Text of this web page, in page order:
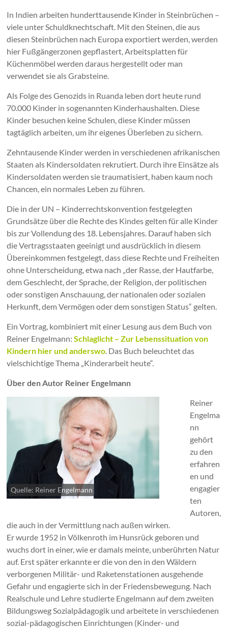
In Indien arbeiten hunderttausende Kinder in Steinbrüchen –
viele unter Schuldknechtschaft. Mit den Steinen, die aus
diesen Steinbrüchen nach Europa exportiert werden, werden
hier Fußgängerzonen gepflastert, Arbeitsplatten für
Küchenmöbel werden daraus hergestellt oder man
verwendet sie als Grabsteine.
Als Folge des Genozids in Ruanda leben dort heute rund
70.000 Kinder in sogenannten Kinderhaushalten. Diese
Kinder besuchen keine Schulen, diese Kinder müssen
tagtäglich arbeiten, um ihr eigenes Überleben zu sichern.
Zehntausende Kinder werden in verschiedenen afrikanischen
Staaten als Kindersoldaten rekrutiert. Durch ihre Einsätze als
Kindersoldaten werden sie traumatisiert, haben kaum noch
Chancen, ein normales Leben zu führen.
Die in der UN – Kinderrechtskonvention festgelegten
Grundsätze über die Rechte des Kindes gelten für alle Kinder
bis zur Vollendung des 18. Lebensjahres. Darauf haben sich
die Vertragsstaaten geeinigt und ausdrücklich in diesem
Übereinkommen festgelegt, dass diese Rechte und Freiheiten
ohne Unterscheidung, etwa nach „der Rasse, der Hautfarbe,
dem Geschlecht, der Sprache, der Religion, der politischen
oder sonstigen Anschauung, der nationalen oder sozialen
Herkunft, dem Vermögen oder dem sonstigen Status“ gelten.
Ein Vortrag, kombiniert mit einer Lesung aus dem Buch von
Reiner Engelmann:Schlaglicht – Zur Lebenssituation von
Kindern hier und anderswo. Das Buch beleuchtet das
vielschichtige Thema „Kinderarbeit heute“.
Über den Autor Reiner Engelmann
Quelle: Reiner Engelmann
Reiner
Engelma
nn
gehört
zu den
erfahren
en und
engagier
ten
Autoren,
die auch in der Vermittlung nach außen wirken.
Er wurde 1952 in Völkenroth im Hunsrück geboren und
wuchs dort in einer, wie er damals meinte, unberührten Natur
auf. Erst später erkannte er die von den in den Wäldern
verborgenen Militär- und Raketenstationen ausgehende
Gefahr und engagierte sich in der Friedensbewegung. Nach
Realschule und Lehre studierte Engelmann auf dem zweiten
Bildungsweg Sozialpädagogik und arbeitete in verschiedenen
sozial-pädagogischen Einrichtungen (Kinder- und